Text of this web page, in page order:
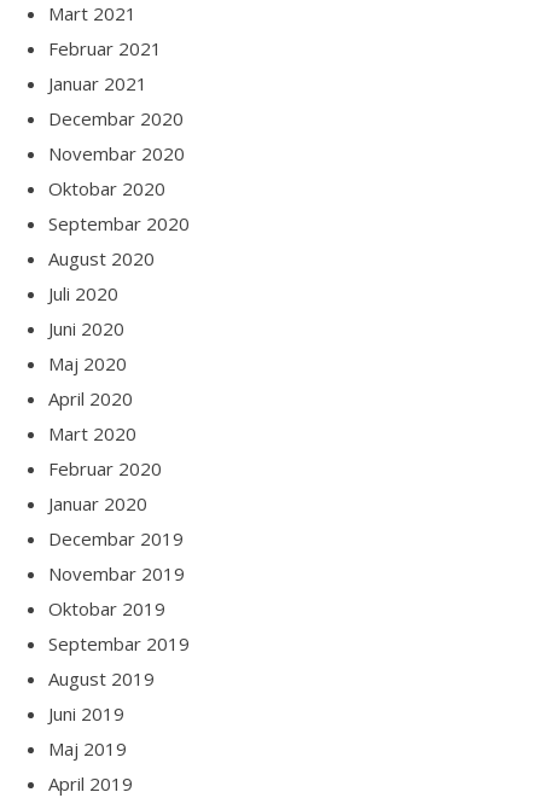
Mart 2021
Februar 2021
Januar 2021
Decembar 2020
Novembar 2020
Oktobar 2020
Septembar 2020
August 2020
Juli 2020
Juni 2020
Maj 2020
April 2020
Mart 2020
Februar 2020
Januar 2020
Decembar 2019
Novembar 2019
Oktobar 2019
Septembar 2019
August 2019
Juni 2019
Maj 2019
April 2019